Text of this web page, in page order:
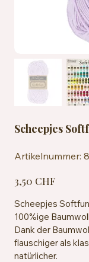
Scheepjes
Artikelnummer:
3,50 CHF
Scheepjes
100%ige
Dank der
flauschiger als
natürlicher.